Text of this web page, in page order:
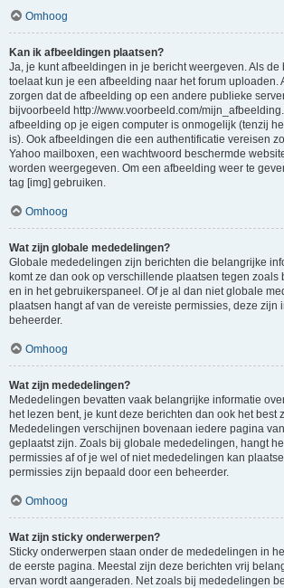
Omhoog
Kan ik afbeeldingen plaatsen?
Ja, je kunt afbeeldingen in je bericht weergeven. Als
toelaat kun je een afbeelding naar het forum uploaden.
zorgen dat de afbeelding op een andere publieke
bijvoorbeeld http://www.voorbeeld.com/
afbeelding op je eigen computer is onmogelijk (tenzij
is). Ook afbeeldingen die een authentificatie vereisen
Yahoo mailboxen, een wachtwoord beschermde
worden weergegeven. Om een afbeelding weer te
tag [img] gebruiken.
Omhoog
Wat zijn globale mededelingen?
Globale mededelingen zijn berichten die belangrijke
komt ze dan ook op verschillende plaatsen tegen zoals
en in het gebruikerspaneel. Of je al dan niet globale
plaatsen hangt af van de vereiste permissies, deze zijn
beheerder.
Omhoog
Wat zijn mededelingen?
Mededelingen bevatten vaak belangrijke informatie
het lezen bent, je kunt deze berichten dan ook het best
Mededelingen verschijnen bovenaan iedere pagina
geplaatst zijn. Zoals bij globale mededelingen, hangt
permissies af of je wel of niet mededelingen kan
permissies zijn bepaald door een beheerder.
Omhoog
Wat zijn sticky onderwerpen?
Sticky onderwerpen staan onder de mededelingen in
de eerste pagina. Meestal zijn deze berichten vrij
ervan wordt aangeraden. Net zoals bij mededelingen